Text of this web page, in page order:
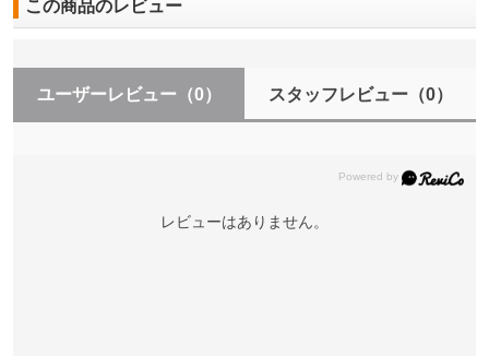
この商品のレビュー
ユーザーレビュー （0） スタッフレビュー（0）
レビューはありません。